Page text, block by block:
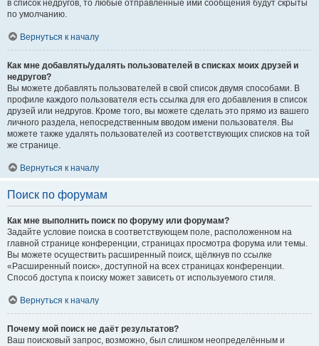
в список недругов, то любые отправленные ими сообщения будут скрыты
по умолчанию.
Вернуться к началу
Как мне добавлять/удалять пользователей в списках моих друзей и
недругов?
Вы можете добавлять пользователей в свой список двумя способами. В
профиле каждого пользователя есть ссылка для его добавления в список
друзей или недругов. Кроме того, вы можете сделать это прямо из вашего
личного раздела, непосредственным вводом имени пользователя. Вы
можете также удалять пользователей из соответствующих списков на той
же странице.
Вернуться к началу
Поиск по форумам
Как мне выполнить поиск по форуму или форумам?
Задайте условие поиска в соответствующем поле, расположенном на
главной странице конференции, страницах просмотра форума или темы.
Вы можете осуществить расширенный поиск, щёлкнув по ссылке
«Расширенный поиск», доступной на всех страницах конференции.
Способ доступа к поиску может зависеть от используемого стиля.
Вернуться к началу
Почему мой поиск не даёт результатов?
Ваш поисковый запрос, возможно, был слишком неопределённым и